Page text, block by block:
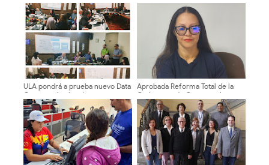
ULA pondrá a prueba nuevo Data
Center y destinará recursos a
residencias estudiantiles
Aprobada Reforma Total de la
Ordenanza de Cementerios en
el Municipio Libertador ​